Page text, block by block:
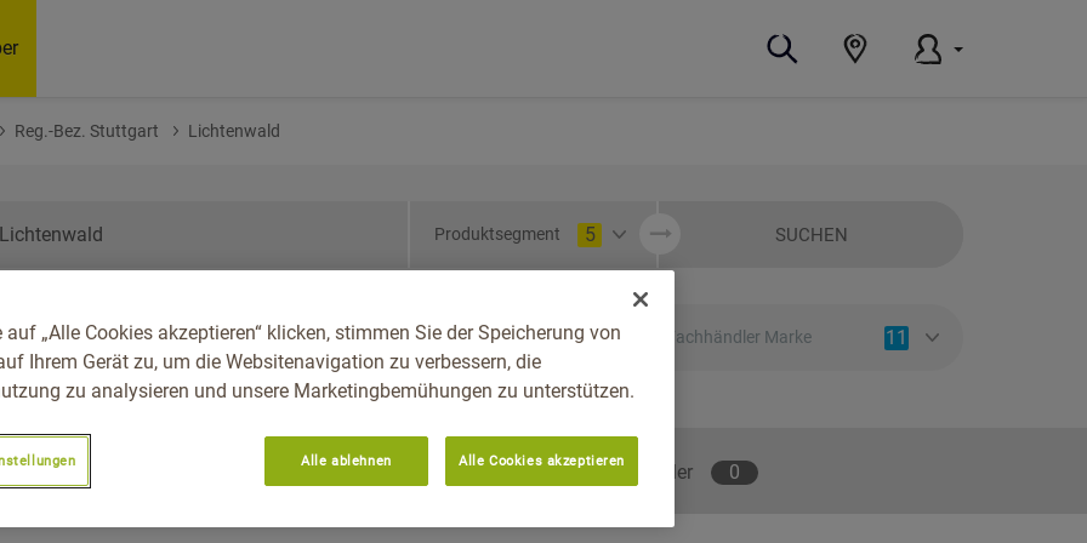
Reg.-Bez. Stuttgart Lichtenwald
Produktsegment 5 SUCHEN
Württemberg, Reg.-
Fachhändler Marke 11
Empfohlene Fachhändler 0
auf „Alle Cookies akzeptieren“ klicken, stimmen Sie der Speicherung von
Ihrem Gerät zu, um die Websitenavigation zu verbessern, die
zu analysieren und unsere Marketingbemühungen zu unterstützen.
Alle ablehnen Alle Cookies akzeptieren